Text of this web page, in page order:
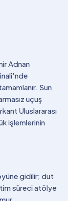
Adnan
Sun
uçuş
Uluslararası
işlemlerinin
gidilir; dut
süreci atölye